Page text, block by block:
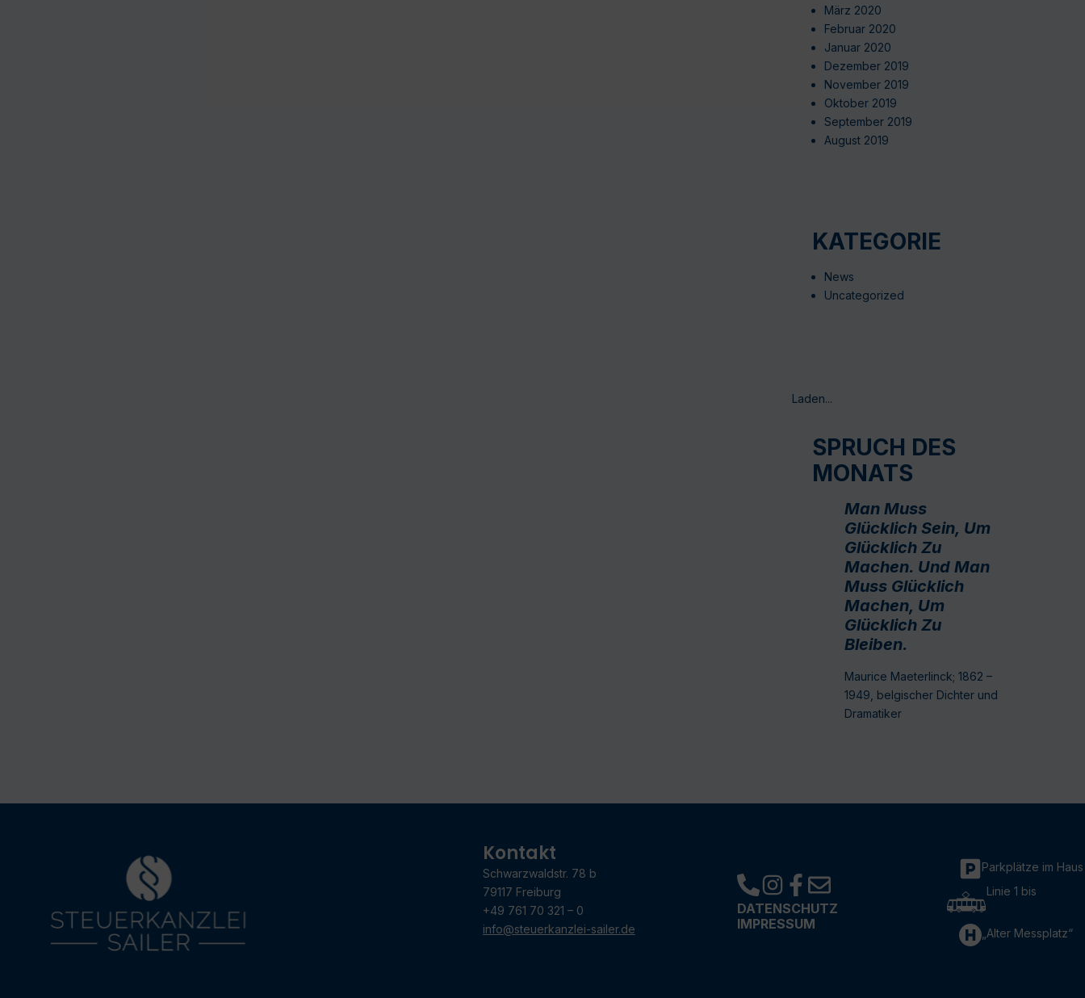
März 2020
Februar 2020
Januar 2020
Dezember 2019
November 2019
Oktober 2019
September 2019
August 2019
KATEGORIE
News
Uncategorized
Laden...
SPRUCH DES
MONATS
Man Muss
Glücklich Sein, Um
Glücklich Zu
Machen. Und Man
Muss Glücklich
Machen, Um
Glücklich Zu
Bleiben.
Maurice Maeterlinck; 1862 –
1949, belgischer Dichter und
Dramatiker
Kontakt
Schwarzwaldstr. 78 b
79117 Freiburg
+49 761 70 321 – 0
info@steuerkanzlei-sailer.de
DATENSCHUTZ
IMPRESSUM
Parkplätze im Haus
Linie 1 bis
„Alter Messplatz“